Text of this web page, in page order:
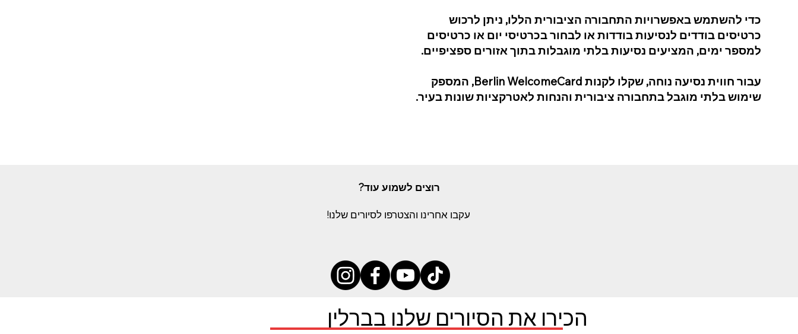
כדי להשתמש באפשרויות התחבורה הציבורית הללו, ניתן לרכוש
כרטיסים בודדים לנסיעות בודדות או לבחור בכרטיסי יום או כרטיסים
למספר ימים, המציעים נסיעות בלתי מוגבלות בתוך אזורים ספציפיים.
עבור חווית נסיעה נוחה, שקלו לקנות Berlin WelcomeCard, המספק
שימוש בלתי מוגבל בתחבורה ציבורית והנחות לאטרקציות שונות בעיר.
רוצים לשמוע עוד?
עקבו אחרינו והצטרפו לסיורים שלנו!
הכירו את הסיורים שלנו בברלין